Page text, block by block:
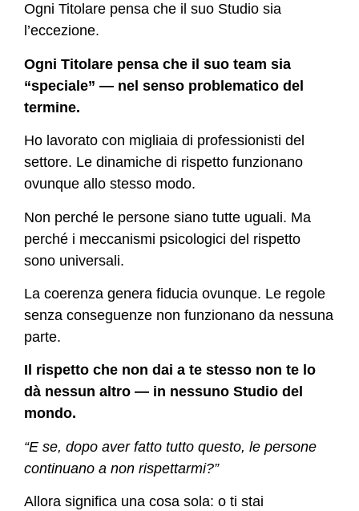
Ogni Titolare pensa che il suo Studio sia
l’eccezione.
Ogni Titolare pensa che il suo team sia
“speciale” — nel senso problematico del
termine.
Ho lavorato con migliaia di professionisti del
settore. Le dinamiche di rispetto funzionano
ovunque allo stesso modo.
Non perché le persone siano tutte uguali. Ma
perché i meccanismi psicologici del rispetto
sono universali.
La coerenza genera fiducia ovunque. Le regole
senza conseguenze non funzionano da nessuna
parte.
Il rispetto che non dai a te stesso non te lo
dà nessun altro — in nessuno Studio del
mondo.
“E se, dopo aver fatto tutto questo, le persone
continuano a non rispettarmi?”
Allora significa una cosa sola: o ti stai